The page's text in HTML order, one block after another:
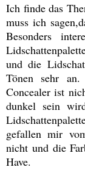
Ich finde das
muss ich
Besonders
und die
Tönen sehr
Concealer ist
dunkel sein
gefallen mir
nicht und die
Have.